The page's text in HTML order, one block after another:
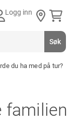
Logg inn
Søk
du ha med på tur?
familien